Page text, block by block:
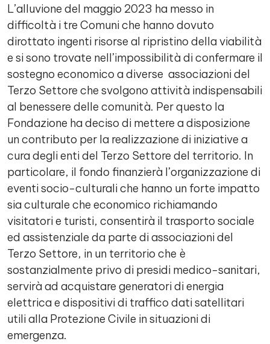
L’alluvione del maggio 2023 ha messo in
difficoltà i tre Comuni che hanno dovuto
dirottato ingenti risorse al ripristino della viabilità
e si sono trovate nell’impossibilità di confermare il
sostegno economico a diverse associazioni del
Terzo Settore che svolgono attività indispensabili
al benessere delle comunità. Per questo la
Fondazione ha deciso di mettere a disposizione
un contributo per la realizzazione di iniziative a
cura degli enti del Terzo Settore del territorio. In
particolare, il fondo finanzierà l’organizzazione di
eventi socio-culturali che hanno un forte impatto
sia culturale che economico richiamando
visitatori e turisti, consentirà il trasporto sociale
ed assistenziale da parte di associazioni del
Terzo Settore, in un territorio che è
sostanzialmente privo di presidi medico-sanitari,
servirà ad acquistare generatori di energia
elettrica e dispositivi di traffico dati satellitari
utili alla Protezione Civile in situazioni di
emergenza.